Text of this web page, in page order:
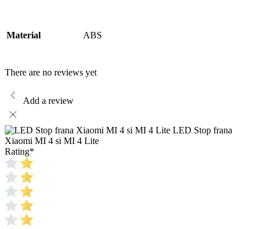
Material ABS
There are no reviews yet
Add a review
LED Stop frana
Xiaomi MI 4 si MI 4 Lite
Rating*